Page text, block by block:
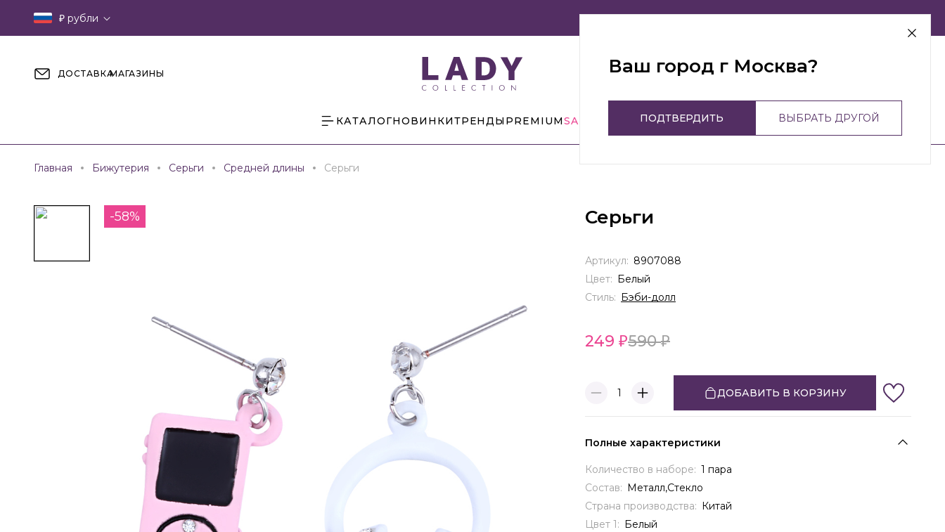
₽ рубли г Москва
ДОСТАВКАМАГАЗИНЫ
КАТАЛОГНОВИНКИТРЕНДЫ PREMIUMSALE
Главная Бижутерия Серьги Средней длины Серьги
-58% Серьги
249 590
1 ДОБАВИТЬ В КОРЗИНУ
Артикул: 8907088
Цвет: Белый
Стиль: Бэби-долл
Полные характеристики
Количество в наборе: 1 пара
Состав: Металл,Стекло
Страна производства: Китай
Цвет 1: Белый
Ваш город г Москва?
ПОДТВЕРДИТЬ ВЫБРАТЬ ДРУГОЙ